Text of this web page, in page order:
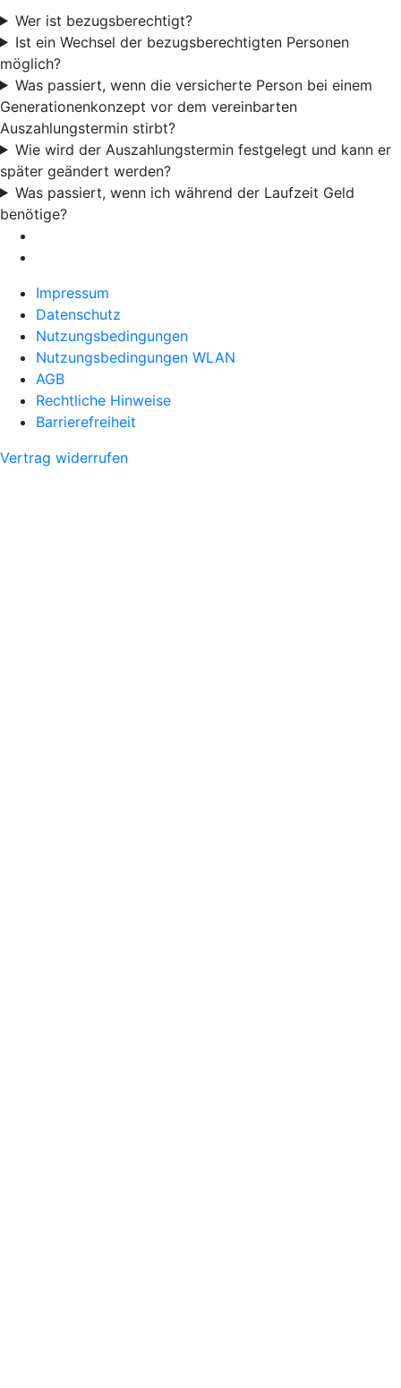
Wer ist bezugsberechtigt?
Ist ein Wechsel der bezugsberechtigten Personen
möglich?
Was passiert, wenn die versicherte Person bei einem
Generationenkonzept vor dem vereinbarten
Auszahlungstermin stirbt?
Wie wird der Auszahlungstermin festgelegt und kann er
später geändert werden?
Was passiert, wenn ich während der Laufzeit Geld
benötige?
Impressum
Datenschutz
Nutzungsbedingungen
Nutzungsbedingungen WLAN
AGB
Rechtliche Hinweise
Barrierefreiheit
Vertrag widerrufen